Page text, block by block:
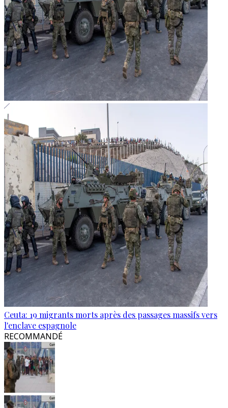
Ceuta: 19 migrants morts après des passages massifs vers
l'enclave espagnole
RECOMMANDÉ